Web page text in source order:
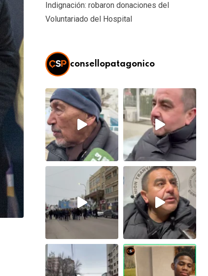
Indignación: robaron donaciones del
Voluntariado del Hospital
consellopatagonico